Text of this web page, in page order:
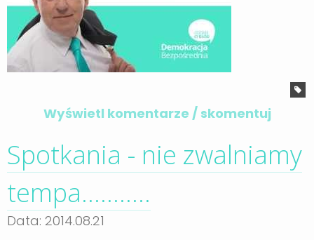
Wyświetl komentarze / skomentuj
Spotkania - nie zwalniamy
tempa...........
Data: 2014.08.21